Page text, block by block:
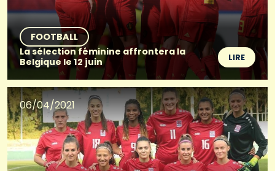
FOOTBALL
La sélection féminine affrontera la
Belgique le 12 juin
LIRE
06/04/2021